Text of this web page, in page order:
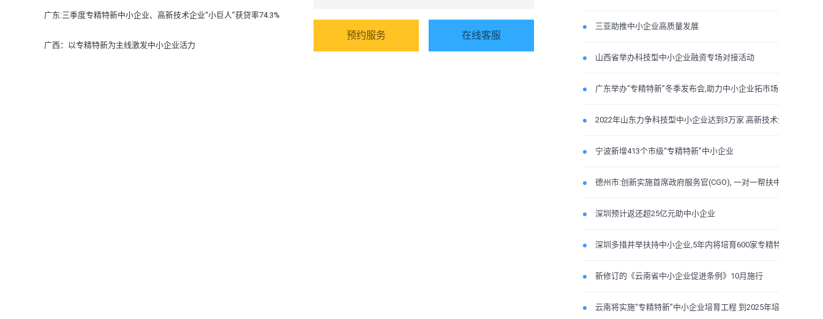
广东:三季度专精特新中小企业、高新技术企业“小巨人”获贷率74.3%
广西：以专精特新为主线激发中小企业活力
预约服务 在线客服
三亚助推中小企业高质量发展
山西省举办科技型中小企业融资专场对接活动
广东举办“专精特新”冬季发布会,助力中小企业拓市场
2022年山东力争科技型中小企业达到3万家 高新技术企业达到2.3
宁波新增413个市级“专精特新”中小企业
德州市:创新实施首席政府服务官(CGO), 一对一帮扶中小企业发展
深圳预计返还超25亿元助中小企业
深圳多措并举扶持中小企业,5年内将培育600家专精特新“小巨人”
新修订的《云南省中小企业促进条例》10月施行
云南将实施“专精特新”中小企业培育工程 到2025年培育省级专精